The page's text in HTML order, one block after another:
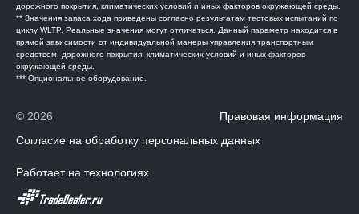
дорожного покрытия, климатических условий и иных факторов окружающей среды.
** Значения запаса хода приведены согласно результатам тестовых испытаний по
циклу WLTP. Реальные значения могут отличаться. Данный параметр находится в
прямой зависимости от индивидуальной манеры управления транспортным
средством, дорожного покрытия, климатических условий и иных факторов
окружающей среды.
*** Опциональное оборудование.
© 2026
Правовая информация
Согласие на обработку персональных данных
Работает на технологиях